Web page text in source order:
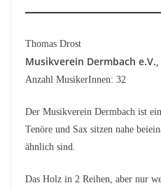
Thomas Drost
Musikverein Dermbach e.V.,
Anzahl MusikerInnen: 32
Der Musikverein Dermbach ist
Tenöre und Sax sitzen nahe
ähnlich sind.
Das Holz in 2 Reihen, aber nur